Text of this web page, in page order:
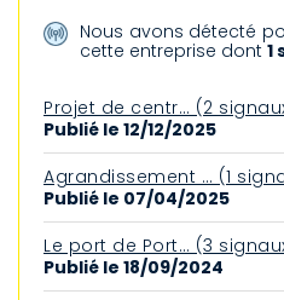
Nous avons détecté
cette entreprise dont1
Projet de centr… (2
Publié le 12/12/2025
Agrandissement … (1
Publié le 07/04/2025
Le port de Port… (3
Publié le 18/09/2024